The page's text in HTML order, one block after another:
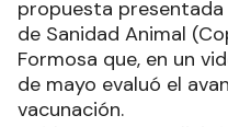
propuesta
de Sanidad Animal
Formosa que, en un
de mayo evaluó el
vacunación.